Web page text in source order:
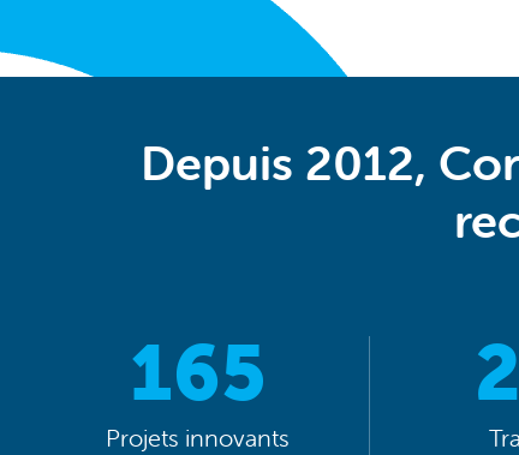
Depuis 2012,
165
Projets innovants